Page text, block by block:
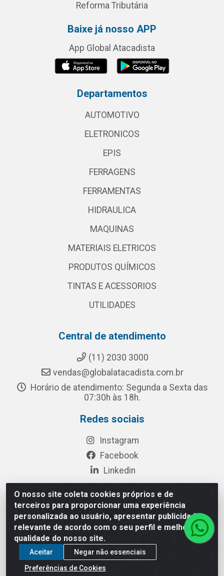
O nosso site coleta cookies próprios e de
terceiros para proporcionar uma experiência
personalizada ao usuário, apresentar publicidade
relevante de acordo com o seu perfil e melhorar a
qualidade do nosso site.
Aceitar
Negar não essenciais
Preferências de Cookies
Reforma Tributária
Baixe já nosso APP
App Global Atacadista
Departamentos
AUTOMOTIVO
ELETRONICOS
EPIS
FERRAGENS
FERRAMENTAS
HIDRAULICA
MAQUINAS
MATERIAIS ELETRICOS
PRODUTOS QUÍMICOS
TINTAS E ACESSORIOS
UTILIDADES
Central de atendimento
(11) 2030 3000
vendas@globalatacadista.com.br
Horário de atendimento: Segunda a Sexta das
07:30h às 18h.
Redes sociais
Instagram
Facebook
Linkedin
Rua Chipuê, 117 - S. Miguel Paulista São Paulo/SP - CEP
08010-260- CNPJ: 03.010.739/0001-72